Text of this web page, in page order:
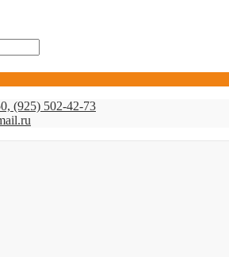
(925) 502-42-73